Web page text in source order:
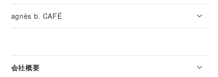
agnès b. CAFÉ
会社概要